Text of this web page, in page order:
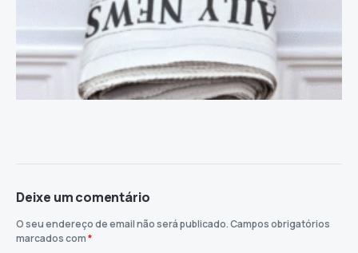
Deixe um comentário
O seu endereço de email não será publicado.Campos obrigatórios
marcados com*